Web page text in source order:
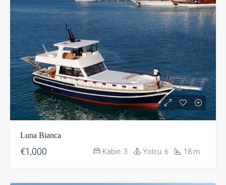
Luna Bianca
€1,000 Kabin: 3 Yolcu: 6 18 m